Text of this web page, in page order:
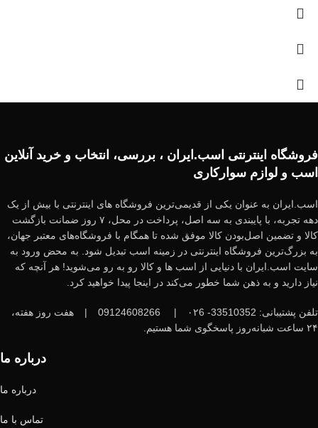
فروشگاه اینترنتی اسب.ایران ، بررسی، انتخاب و خرید آنلاین
اسب و لوازم سوارکاری
اسب.ایران به عنوان یکی از قدیمی‌ترین فروشگاه های اینترنتی با بیش از یک
دهه تجربه، با پایبندی به سه اصل، پرداخت در محل، ۷ روز ضمانت بازگشت
کالا و تضمین اصل‌بودن کالا موفق شده تا همگام با فروشگاه‌های معتبر جهان،
به بزرگ‌ترین فروشگاه اینترنتی در زمینه اسب تبدیل شود. به محض ورود به
سایت اسب.ایران با دنیایی از اسب ها و کالا رو به رو می‌شوید! هر آنچه که
نیاز دارید و به ذهن شما خطور می‌کند در اینجا پیدا خواهید کرد.
تلفن پشتیبانی: 33510352- ۰۲6 |
|
هفت روز هفته،
۲۴ ساعت شبانه‌روز پاسخگوی شما هستیم.
درباره ما
درباره ما
تماس با ما